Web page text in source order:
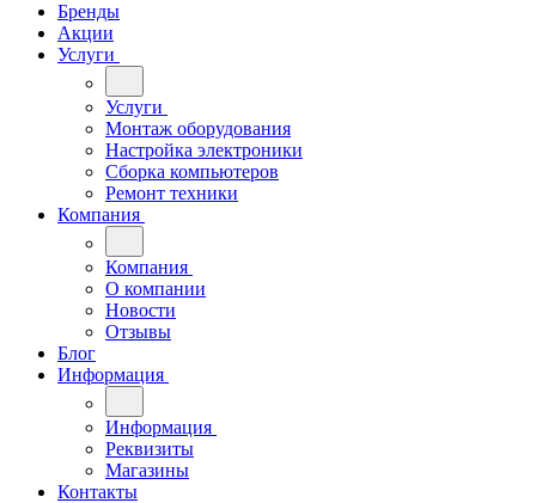
Бренды
Акции
Услуги
Услуги
Монтаж оборудования
Настройка электроники
Сборка компьютеров
Ремонт техники
Компания
Компания
О компании
Новости
Отзывы
Блог
Информация
Информация
Реквизиты
Магазины
Контакты